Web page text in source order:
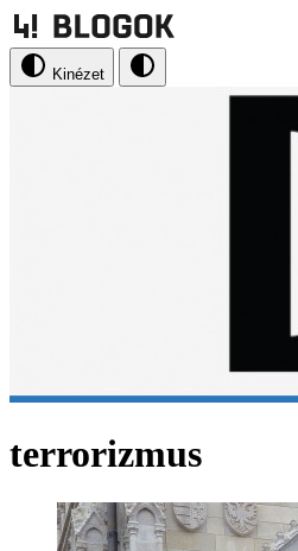
Kinézet
terrorizmus